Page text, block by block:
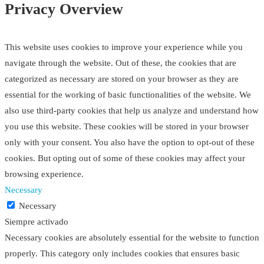
Privacy Overview
This website uses cookies to improve your experience while you
navigate through the website. Out of these, the cookies that are
categorized as necessary are stored on your browser as they are
essential for the working of basic functionalities of the website. We
also use third-party cookies that help us analyze and understand how
you use this website. These cookies will be stored in your browser
only with your consent. You also have the option to opt-out of these
cookies. But opting out of some of these cookies may affect your
browsing experience.
Necessary
Necessary
Siempre activado
Necessary cookies are absolutely essential for the website to function
properly. This category only includes cookies that ensures basic